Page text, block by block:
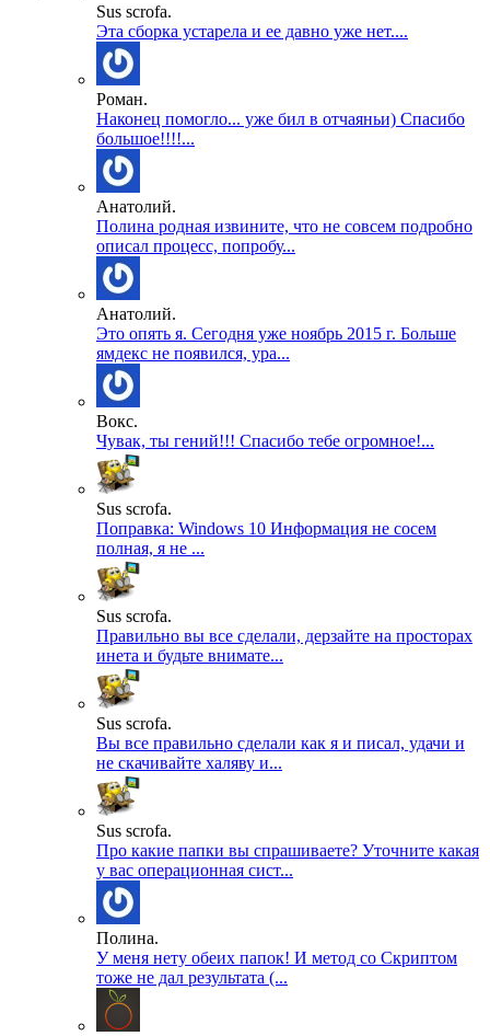
Sus scrofa.
Эта сборка устарела и ее давно уже нет....
Роман.
Наконец помогло... уже бил в отчаяньи) Спасибо
большое!!!!...
Анатолий.
Полина родная извините, что не совсем подробно
описал процесс, попробу...
Анатолий.
Это опять я. Сегодня уже ноябрь 2015 г. Больше
ямдекс не появился, ура...
Вокс.
Чувак, ты гений!!! Спасибо тебе огромное!...
Sus scrofa.
Поправка: Windows 10 Информация не сосем
полная, я не ...
Sus scrofa.
Правильно вы все сделали, дерзайте на просторах
инета и будьте внимате...
Sus scrofa.
Вы все правильно сделали как я и писал, удачи и
не скачивайте халяву и...
Sus scrofa.
Про какие папки вы спрашиваете? Уточните какая
у вас операционная сист...
Полина.
У меня нету обеих папок! И метод со Скриптом
тоже не дал результата (...